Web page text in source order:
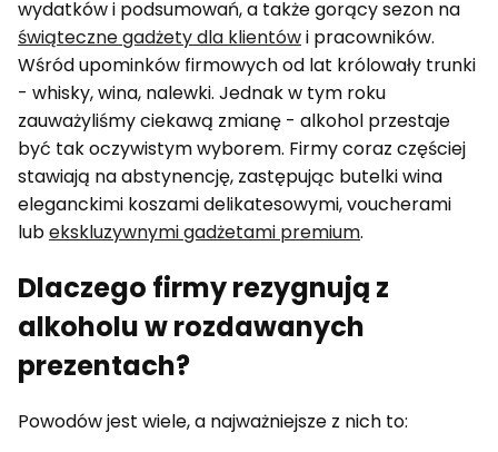
wydatków i podsumowań, a także gorący sezon na
świąteczne gadżety dla klientówi pracowników.
Wśród upominków firmowych od lat królowały trunki
- whisky, wina, nalewki. Jednak w tym roku
zauważyliśmy ciekawą zmianę - alkohol przestaje
być tak oczywistym wyborem. Firmy coraz częściej
stawiają na abstynencję, zastępując butelki wina
eleganckimi koszami delikatesowymi, voucherami
lubekskluzywnymi gadżetami premium.
Dlaczego firmy rezygnują z
alkoholu w rozdawanych
prezentach?
Powodów jest wiele, a najważniejsze z nich to: